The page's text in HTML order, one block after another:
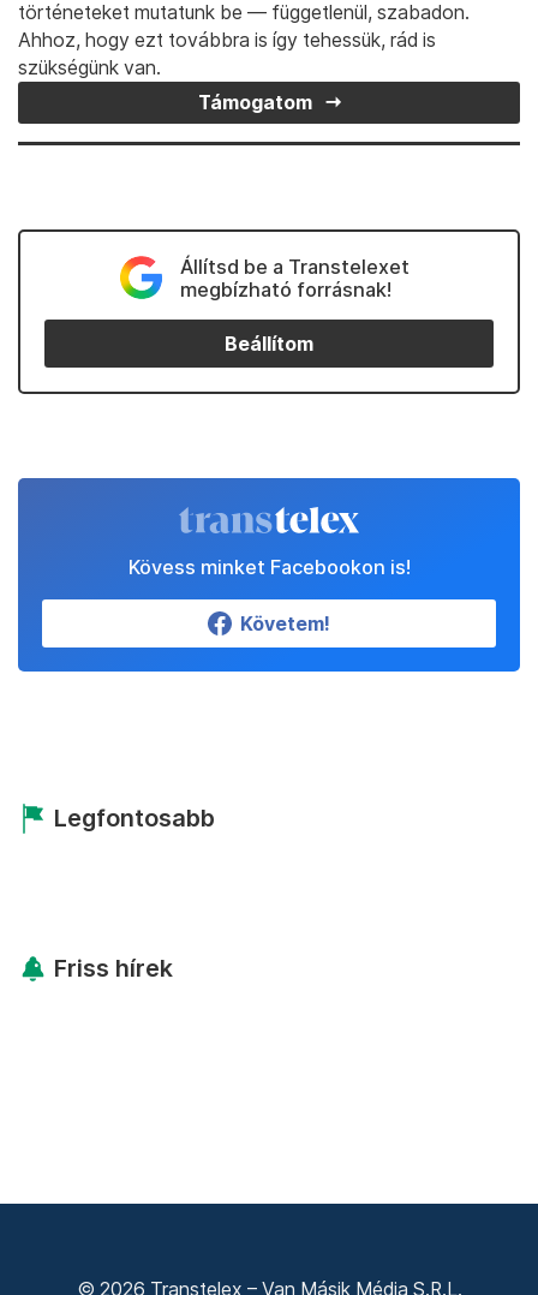
történeteket mutatunk be — függetlenül, szabadon.
Ahhoz, hogy ezt továbbra is így tehessük, rád is
szükségünk van.
Támogatom
Állítsd be a Transtelexet
megbízható forrásnak!
Beállítom
Kövess minket Facebookon is!
Követem!
Legfontosabb
Friss hírek
© 2026 Transtelex – Van Másik Média S.R.L.